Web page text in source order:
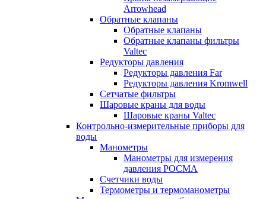
Arrowhead
Обратные клапаны
Обратные клапаны
Обратные клапаны фильтры
Valtec
Редукторы давления
Редукторы давления Far
Редукторы давления Kromwell
Сетчатые фильтры
Шаровые краны для воды
Шаровые краны Valtec
Контрольно-измерительные приборы для
воды
Манометры
Манометры для измерения
давления РОСМА
Счетчики воды
Термометры и термоманометры